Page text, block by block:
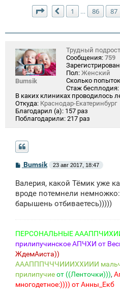
Страница 88 из90
Пред.
1 … 86 87
Bumsik
Трудный
Сообщения: 759
Пол: Женский
Сколько
Стаж бесплодия:
В каких клиниках проводилось
Откуда: Краснодар-Екатеринбург
Благодарил (а): 157 раз
Поблагодарили: 217 раз
С
б
щ
е
н
Bumsik 23 авг 2017, 18:47
Валерия, какой Тёмик уже
вроде потемнели
барышень отбиваетесь)))))
ПЕРСОНАЛЬНЫЕ
прилипучинское АПЧХИ от
ЖдемАиста))
АААПППЧЧЧИИИХХИИИ
прилипучиеот ((Ленточки))),
многодетное:)))) от Анны_Екб